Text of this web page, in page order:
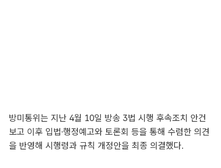
방미통위는 지난 4월 10일 방송 3법 시행 후속조치 안건
보고 이후 입법·행정예고와 토론회 등을 통해 수렴한 의견
을 반영해 시행령과 규칙 개정안을 최종 의결했다.